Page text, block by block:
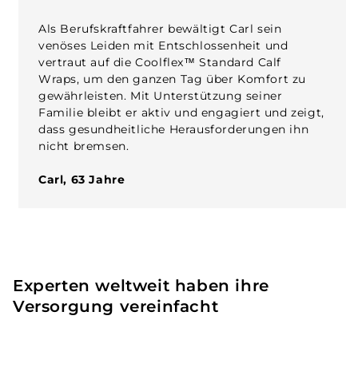
Als Berufskraftfahrer bewältigt Carl sein
venöses Leiden mit Entschlossenheit und
vertraut auf die Coolflex™ Standard Calf
Wraps, um den ganzen Tag über Komfort zu
gewährleisten. Mit Unterstützung seiner
Familie bleibt er aktiv und engagiert und zeigt,
dass gesundheitliche Herausforderungen ihn
nicht bremsen.
Carl, 63 Jahre
Experten weltweit haben ihre
Versorgung vereinfacht